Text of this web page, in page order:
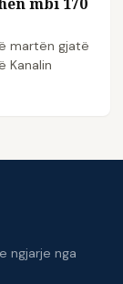
martën gjatë
Kanalin
ngjarje nga